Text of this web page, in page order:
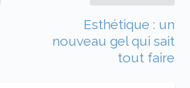
Esthétique : un
nouveau gel qui sait
tout faire